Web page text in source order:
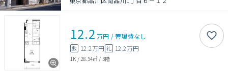
12.2 万円 /管理費なし
敷 12.2万円 礼 12.2万円
1K / 28.54㎡ / 3階